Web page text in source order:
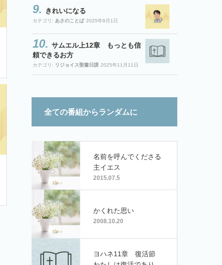
きれいになる
カテゴリ: あさのことば 2025年9月1日
サムエル上12章 もっとも信
頼できるお方
カテゴリ: リジョイス聖書日課 2025年11月11日
全ての番組からランダムに
名前を呼んでくださる
主イエス
2015.07.5
かくれた思い
2008.10.20
ヨハネ11章 復活節